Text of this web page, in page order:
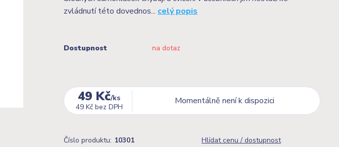
zvládnutí této dovednos... celý popis
Dostupnost na dotaz
49 Kč/ks
49 Kč bez DPH
Momentálně není k dispozici
Číslo produktu: 10301 Hlídat cenu / dostupnost